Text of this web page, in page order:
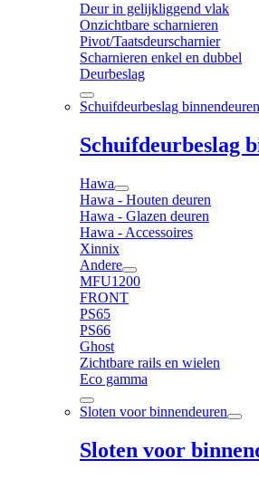
Deur in gelijkliggend vlak
Onzichtbare scharnieren
Pivot/Taatsdeurscharnier
Scharnieren enkel en dubbel
Deurbeslag
Schuifdeurbeslag binnendeuren
Schuifdeurbeslag
Hawa
Hawa - Houten deuren
Hawa - Glazen deuren
Hawa - Accessoires
Xinnix
Andere
MFU1200
FRONT
PS65
PS66
Ghost
Zichtbare rails en wielen
Eco gamma
Sloten voor binnendeuren
Sloten voor